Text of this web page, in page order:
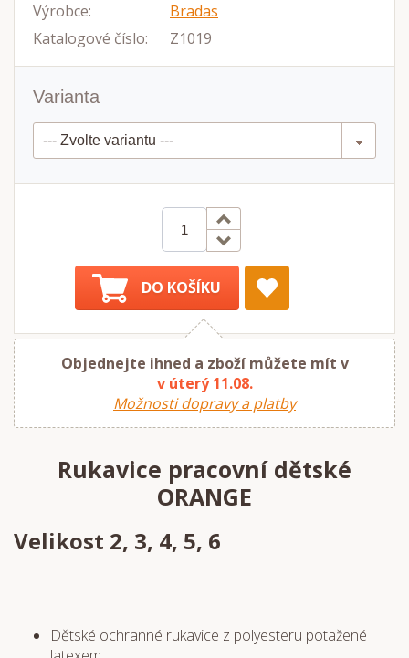
Výrobce:
Bradas
Katalogové číslo:
Z1019
Varianta
DO KOŠÍKU
Objednejte ihned a zboží můžete mít v
v úterý 11.08.
Možnosti dopravy a platby
Rukavice pracovní dětské
ORANGE
Velikost 2, 3, 4, 5, 6
Dětské ochranné rukavice z polyesteru potažené